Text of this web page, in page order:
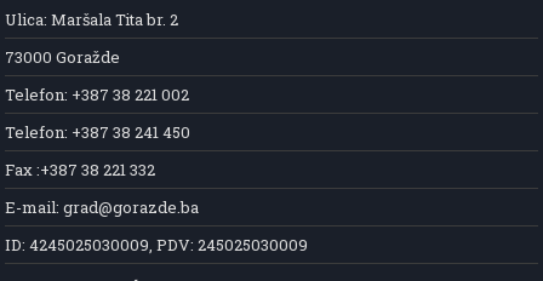
Ulica: Maršala Tita br. 2
73000 Goražde
Telefon: +387 38 221 002
Telefon: +387 38 241 450
Fax :+387 38 221 332
E-mail: grad@gorazde.ba
ID: 4245025030009, PDV: 245025030009